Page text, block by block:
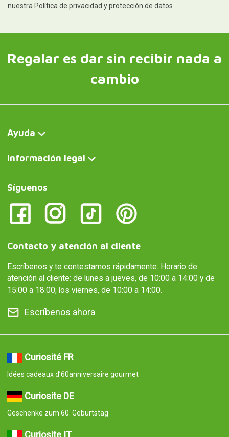
nuestra Política de privacidad y protección de datos
Regalar es dar sin recibir nada a
cambio
Ayuda
Información legal
Síguenos
Contacto y atención al cliente
Escríbenos y te contestamos rápidamente. Horario de
atención al cliente: de lunes a jueves, de 10:00 a 14:00 y de
15:00 a 18:00; los viernes, de 10:00 a 14:00.
Escríbenos ahora
Curiosité FR
Idées cadeaux d’60anniversaire gourmet
Curiosite DE
Geschenke zum 60. Geburtstag
Curiosite IT